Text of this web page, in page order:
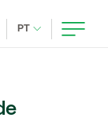
PT IDIOMA ATUAL,